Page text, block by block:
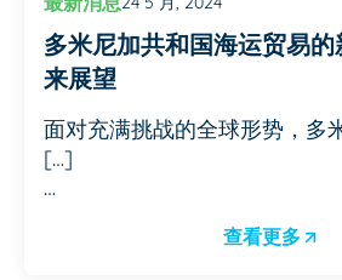
多米尼加共和国海运贸易
来展望
面对充满挑战的全球形势，多
[…]
…
查看更多